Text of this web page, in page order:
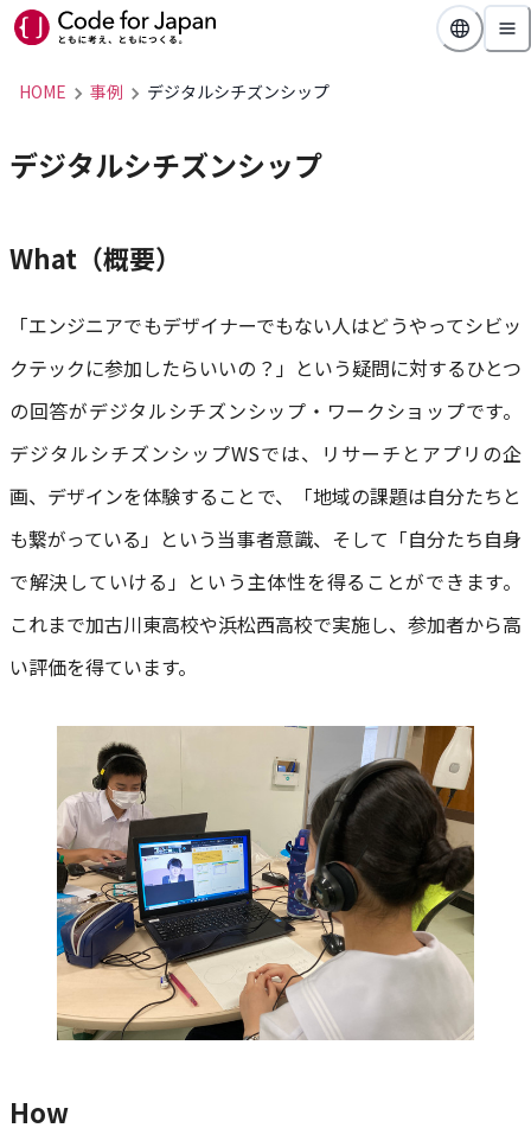
HOME 事例 デジタルシチズンシップ
デジタルシチズンシップ
What（概要）
「エンジニアでもデザイナーでもない人はどうやってシビッ
クテックに参加したらいいの？」という疑問に対するひとつ
の回答がデジタルシチズンシップ・ワークショップです。
デジタルシチズンシップWSでは、リサーチとアプリの企
画、デザインを体験することで、「地域の課題は自分たちと
も繋がっている」という当事者意識、そして「自分たち自身
で解決していける」という主体性を得ることができます。
これまで加古川東高校や浜松西高校で実施し、参加者から高
い評価を得ています。
How